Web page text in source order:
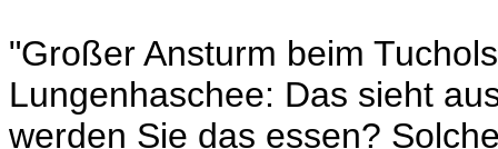
"Großer Ansturm beim
Lungenhaschee: Das sieht
werden Sie das essen?